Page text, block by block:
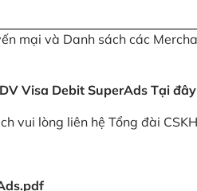
mại và Danh sách các
Visa Debit SuperAds Tại đây
vui lòng liên hệ Tổng đài